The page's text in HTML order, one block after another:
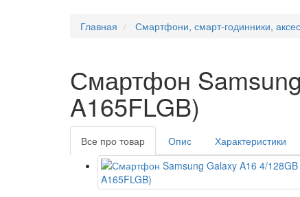
Главная Смартфони, смарт-годинники,
Смартфон
A165FLGB)
Все про товар Опис Характеристики